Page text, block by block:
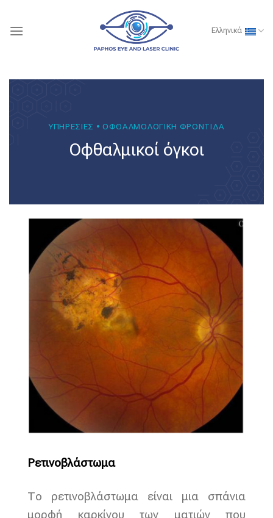
content
Ελληνικά
ΥΠΗΡΕΣΙΕΣ • ΟΦΘΑΛΜΟΛΟΓΙΚΗ ΦΡΟΝΤΙΔΑ
Οφθαλμικοί όγκοι
Ρετινοβλάστωμα
Το ρετινοβλάστωμα είναι μια σπάνια
μορφή καρκίνου των ματιών που